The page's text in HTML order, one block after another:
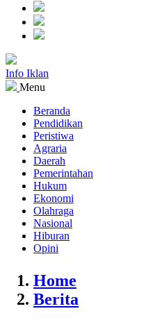
Info Iklan
Menu
Beranda
Pendidikan
Peristiwa
Agraria
Daerah
Pemerintahan
Hukum
Ekonomi
Olahraga
Nasional
Hiburan
Opini
Home
Berita